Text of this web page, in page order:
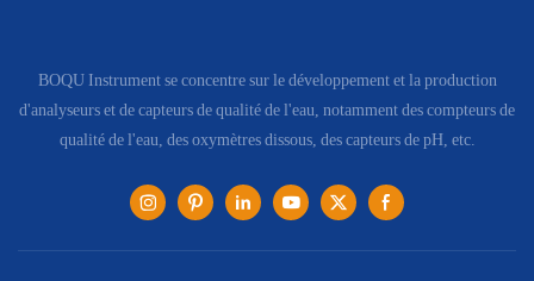
BOQU Instrument se concentre sur le développement et la production
d'analyseurs et de capteurs de qualité de l'eau, notamment des compteurs de
qualité de l'eau, des oxymètres dissous, des capteurs de pH, etc.